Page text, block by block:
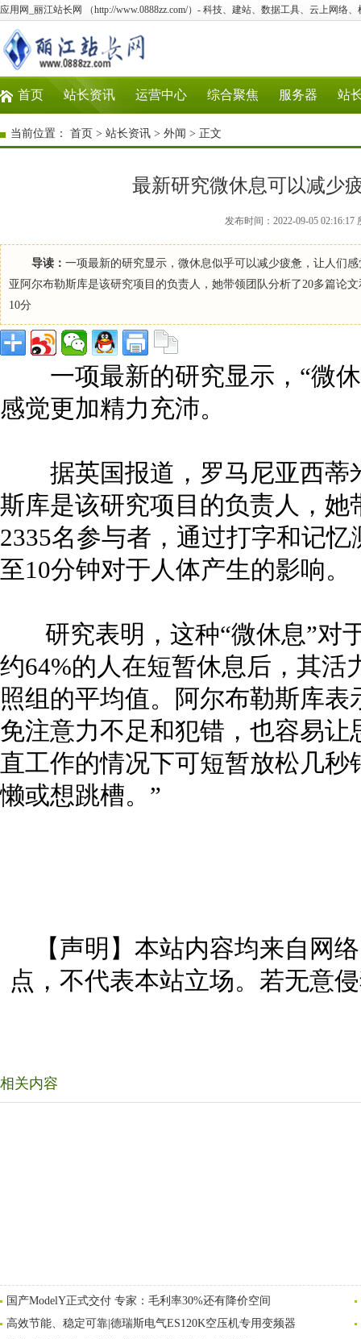
应用网_丽江站长网 （http://www.0888zz.com/）- 科技、建站、数据工具、云上网络
首页 站长资讯 运营中心 综合聚焦 服务器 站
当前位置： 首页 > 站长资讯 > 外闻 > 正文
最新研究微休息可以减少
发布时间：2022-09-05
导读： 一项最新的研究显示，微休息似乎可以减少疲惫，让人们
亚阿尔布勒斯库是该研究项目的负责人，她带领团队分析了20多篇论
10分
一项最新的研究显示，“微休
感觉更加精力充沛。
据英国报道，罗马尼亚西蒂
斯库是该研究项目的负责人，
2335名参与者，通过打字和记
至10分钟对于人体产生的影响。
研究表明，这种“微休息”对
约64%的人在短暂休息后，其
照组的平均值。阿尔布勒斯库
免注意力不足和犯错，也容易
直工作的情况下可短暂放松几
懒或想跳槽。”
【声明】本站内容均来自网
点，不代表本站立场。若无意
相关内容
国产ModelY正式交付 专家：毛利率30%还有降价空间
高效节能、稳定可靠|德瑞斯电气ES120K空压机专用变频器